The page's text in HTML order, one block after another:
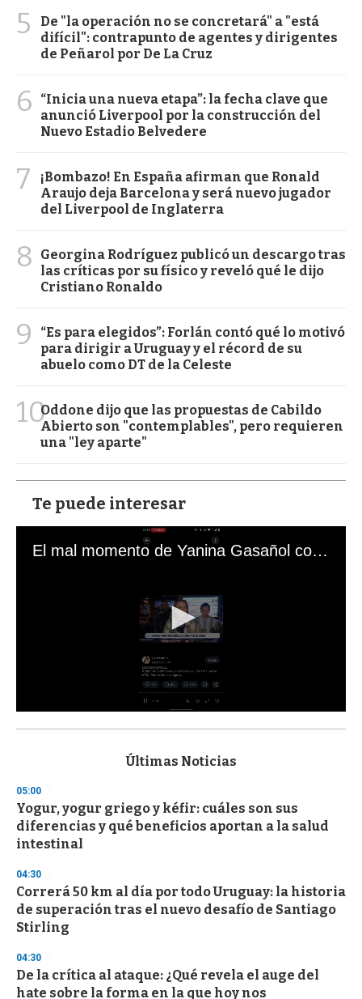
5
De "la operación no se concretará" a "está
difícil": contrapunto de agentes y dirigentes
de Peñarol por De La Cruz
6
“Inicia una nueva etapa”: la fecha clave que
anunció Liverpool por la construcción del
Nuevo Estadio Belvedere
7
¡Bombazo! En España afirman que Ronald
Araujo deja Barcelona y será nuevo jugador
del Liverpool de Inglaterra
8
Georgina Rodríguez publicó un descargo tras
las críticas por su físico y reveló qué le dijo
Cristiano Ronaldo
9
“Es para elegidos”: Forlán contó qué lo motivó
para dirigir a Uruguay y el récord de su
abuelo como DT de la Celeste
10Oddone dijo que las propuestas de Cabildo
Abierto son "contemplables", pero requieren
una "ley aparte"
Te puede interesar
El mal momento de Yanina Gasañol con un hincha argentino en "Subrayado"
s
d
s
o
f
3
s
e
c
o
n
Últimas Noticias
05:00
Yogur, yogur griego y kéfir: cuáles son sus
diferencias y qué beneficios aportan a la salud
intestinal
04:30
Correrá 50 km al día por todo Uruguay: la historia
de superación tras el nuevo desafío de Santiago
Stirling
04:30
De la crítica al ataque: ¿Qué revela el auge del
hate sobre la forma en la que hoy nos